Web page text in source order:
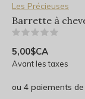
Les Précieuses
Barrette à
5,00$CA
Avant les taxes
ou 4 paiements de